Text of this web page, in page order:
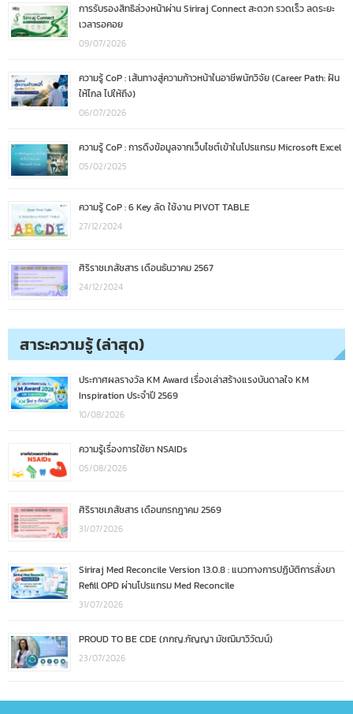
การรับรองสิทธิล่วงหน้าผ่าน Siriraj Connect สะดวก รวดเร็ว ลดระยะ
เวลารอคอย
09/07/2026
ความรู้ CoP : เส้นทางสู่ความก้าวหน้าในอาชีพนักวิจัย (Career Path: ฝัน
ให้ไกล ไปให้ถึง)
06/07/2026
ความรู้ CoP : การดึงข้อมูลจากเว็บไซต์เข้าในโปรแกรม Microsoft Excel
05/02/2025
ความรู้ CoP : 6 Key ลัด ใช้งาน PIVOT TABLE
27/12/2024
ศิริราชเภสัชสาร เดือนธันวาคม 2567
24/12/2024
สาระความรู้ (ล่าสุด)
ประกาศผลรางวัล KM Award เรื่องเล่าสร้างแรงบันดาลใจ KM
Inspiration ประจำปี 2569
10/08/2026
ความรู้เรื่องการใช้ยา NSAIDs
05/08/2026
ศิริราชเภสัชสาร เดือนกรกฎาคม 2569
31/07/2026
Siriraj Med Reconcile Version 13.0.8 : แนวทางการปฏิบัติการสั่งยา
Refill OPD ผ่านโปรแกรม Med Reconcile
31/07/2026
PROUD TO BE CDE (ภกญ.กัญญา มัชฌิมาวิวัฒน์)
23/07/2026